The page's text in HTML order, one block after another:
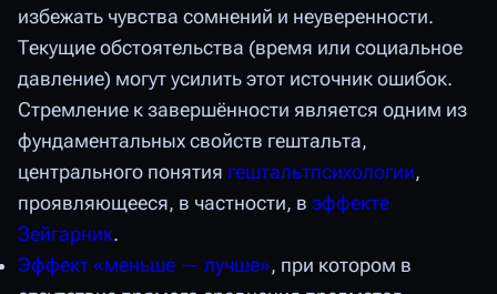
избежать чувства сомнений и неуверенности.
Текущие обстоятельства (время или социальное
давление) могут усилить этот источник ошибок.
Стремление к завершённости является одним из
фундаментальных свойств гештальта,
центрального понятия гештальтпсихологии,
проявляющееся, в частности, в эффекте
Зейгарник.
Эффект «меньше — лучше», при котором в